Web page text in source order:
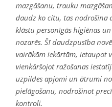
mazgāšanu, trauku
daudz ko citu, tas nodrošina
klāstu personīgās higiēnas
nozarēs. Šī daudzpusība
vairākām iekārtām, ietaupot
vienkāršojot ražošanas
uzpildes apjomi un ātrumi
pielāgošanu, nodrošinot
kontroli.